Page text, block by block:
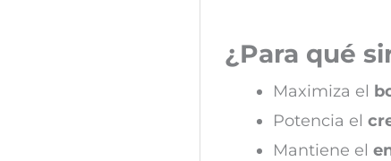
¿Para qué
Maximiza el
Potencia el
Mantiene el